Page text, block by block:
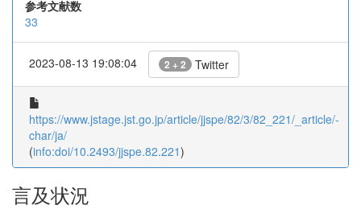
参考文献数
33
2023-08-13 19:08:04 2 + 2 Twitter
https://www.jstage.jst.go.jp/article/jjspe/82/3/82_221/_article/-
char/ja/
(info:doi/10.2493/jjspe.82.221)
言及状況